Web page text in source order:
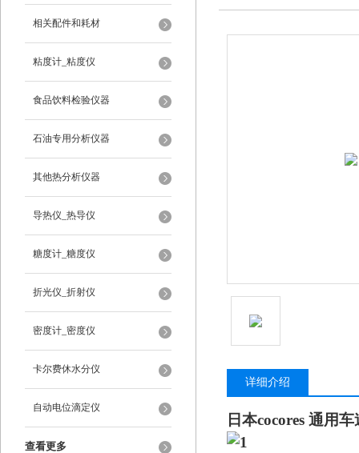
相关配件和耗材
粘度计_粘度仪
食品饮料检验仪器
石油专用分析仪器
其他热分析仪器
导热仪_热导仪
糖度计_糖度仪
折光仪_折射仪
密度计_密度仪
卡尔费休水分仪
自动电位滴定仪
查看更多
详细介绍
日本cocores 通用